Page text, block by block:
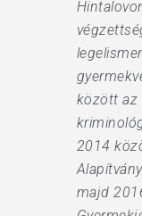
között az
2014
majd